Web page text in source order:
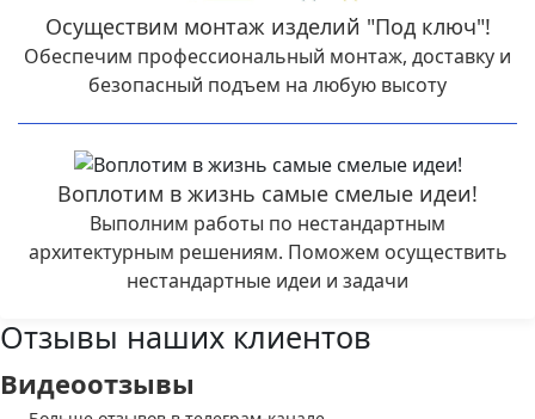
Осуществим монтаж изделий "Под ключ"!
Обеспечим профессиональный монтаж, доставку и
безопасный подъем на любую высоту
Воплотим в жизнь самые смелые идеи!
Выполним работы по нестандартным
архитектурным решениям. Поможем осуществить
нестандартные идеи и задачи
Отзывы наших клиентов
Видеоотзывы